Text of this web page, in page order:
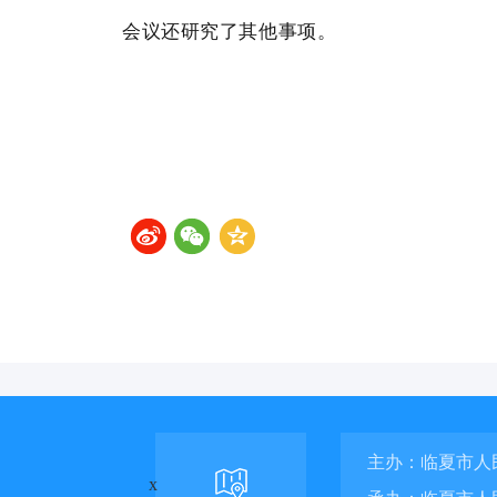
会议还研究了其他事项。
主办：临夏市人
x